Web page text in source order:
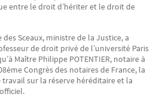
entre le droit d’hériter et le droit de
des Sceaux, ministre de la Justice, a
de droit privé de l’université Paris
Maître Philippe POTENTIER, notaire à
Congrès des notaires de France, la
sur la réserve héréditaire et la